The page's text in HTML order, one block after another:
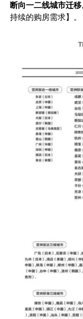
断向一二线城市迁移
持续的购房需求】。